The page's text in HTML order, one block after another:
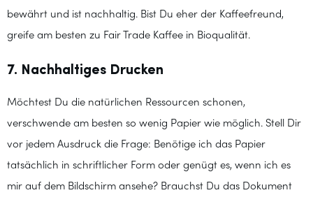
bewährt und ist nachhaltig. Bist Du eher der Kaffeefreund,
greife am besten zu Fair Trade Kaffee in Bioqualität.
7. Nachhaltiges Drucken
Möchtest Du die natürlichen Ressourcen schonen,
verschwende am besten so wenig Papier wie möglich. Stell Dir
vor jedem Ausdruck die Frage: Benötige ich das Papier
tatsächlich in schriftlicher Form oder genügt es, wenn ich es
mir auf dem Bildschirm ansehe? Brauchst Du das Dokument